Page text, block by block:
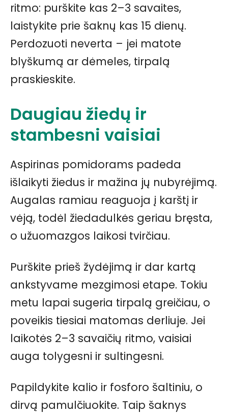
ritmo: purškite kas 2–3 savaites,
laistykite prie šaknų kas 15 dienų.
Perdozuoti neverta – jei matote
blyškumą ar dėmeles, tirpalą
praskieskite.
Daugiau žiedų ir
stambesni vaisiai
Aspirinas pomidorams padeda
išlaikyti žiedus ir mažina jų nubyrėjimą.
Augalas ramiau reaguoja į karštį ir
vėją, todėl žiedadulkės geriau bręsta,
o užuomazgos laikosi tvirčiau.
Purškite prieš žydėjimą ir dar kartą
ankstyvame mezgimosi etape. Tokiu
metu lapai sugeria tirpalą greičiau, o
poveikis tiesiai matomas derliuje. Jei
laikotės 2–3 savaičių ritmo, vaisiai
auga tolygesni ir sultingesni.
Papildykite kalio ir fosforo šaltiniu, o
dirvą pamulčiuokite. Taip šaknys